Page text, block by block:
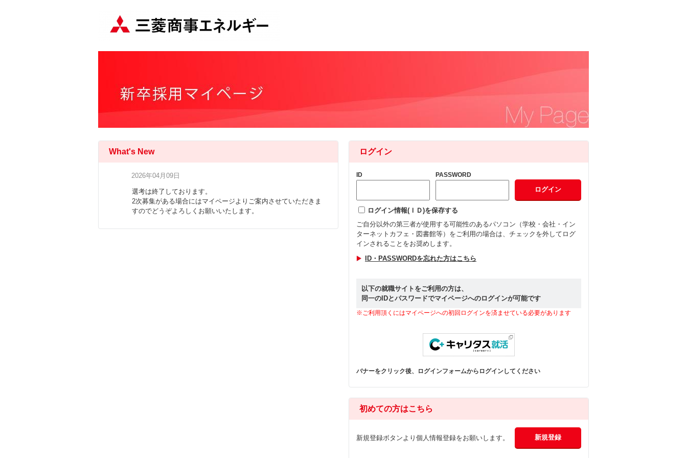
ログイン
ID PASSWORD
ログイン情報(ＩＤ)を保存する
ご自分以外の第三者が使用する可能性のあるパソコン（学校・会社・イン
ターネットカフェ・図書館等）をご利用の場合は、チェックを外してログ
インされることをお奨めします。
ID・PASSWORDを忘れた方はこちら
以下の就職サイトをご利用の方は、
同一のIDとパスワードでマイページへのログインが可能です
※ご利用頂くにはマイページへの初回ログインを済ませている必要があります
バナーをクリック後、ログインフォームからログインしてください
初めての方はこちら
新規登録ボタンより個人情報登録をお願いします。
What's New
2026年04月09日
選考は終了しております。
2次募集がある場合にはマイページよりご案内させていただきま
すのでどうぞよろしくお願いいたします。